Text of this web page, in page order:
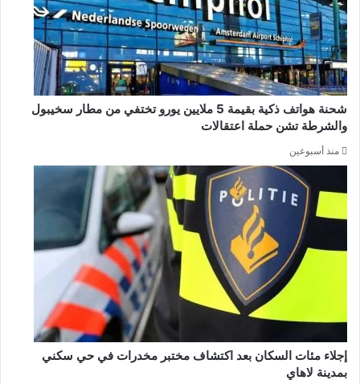
شحنة هواتف ذكية بقيمة 5 ملايين يورو تختفي من مطار سخيبول
والشرطة تشن حملة اعتقالات
منذ أسبوعين
إجلاء مئات السكان بعد اكتشاف مختبر مخدرات في حي سكني
بمدينة لاهاي